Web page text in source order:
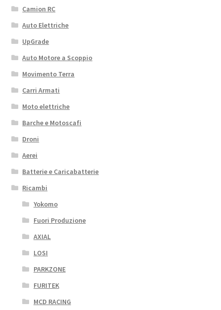
Camion RC
Auto Elettriche
UpGrade
Auto Motore a Scoppio
Movimento Terra
Carri Armati
Moto elettriche
Barche e Motoscafi
Droni
Aerei
Batterie e Caricabatterie
Ricambi
Yokomo
Fuori Produzione
AXIAL
LOSI
PARKZONE
FURITEK
MCD RACING